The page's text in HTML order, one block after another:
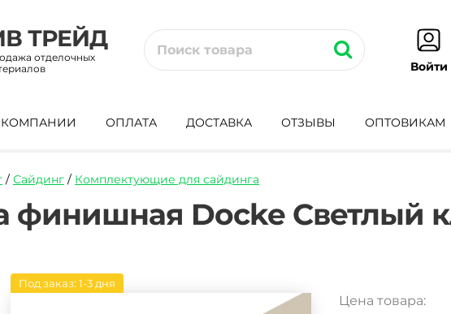
ТРЕЙД
отделочных
Войти
ОПЛАТА ДОСТАВКА ОТЗЫВЫ ОПТОВИКАМ
/ Сайдинг / Комплектующие для сайдинга
images/id/normal/planka-
финишная Docke Светлый
Под заказ: 1-3 дня
Цена товара: